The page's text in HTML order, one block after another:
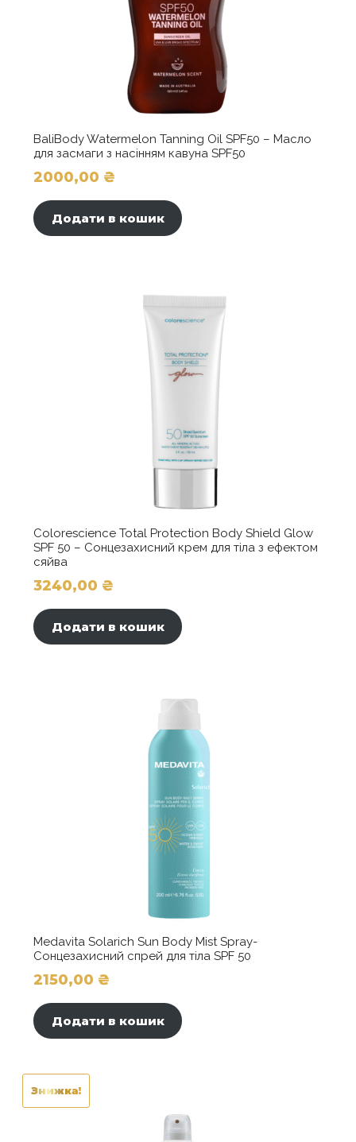
BaliBody Watermelon Tanning Oil SPF50 – Масло
для засмаги з насінням кавуна SPF50
2000,00 ₴
Додати в кошик
Colorescience Total Protection Body Shield Glow
SPF 50 – Сонцезахисний крем для тіла з ефектом
сяйва
3240,00 ₴
Додати в кошик
Medavita Solarich Sun Body Mist Spray-
Сонцезахисний спрей для тіла SPF 50
2150,00 ₴
Додати в кошик
Знижка!